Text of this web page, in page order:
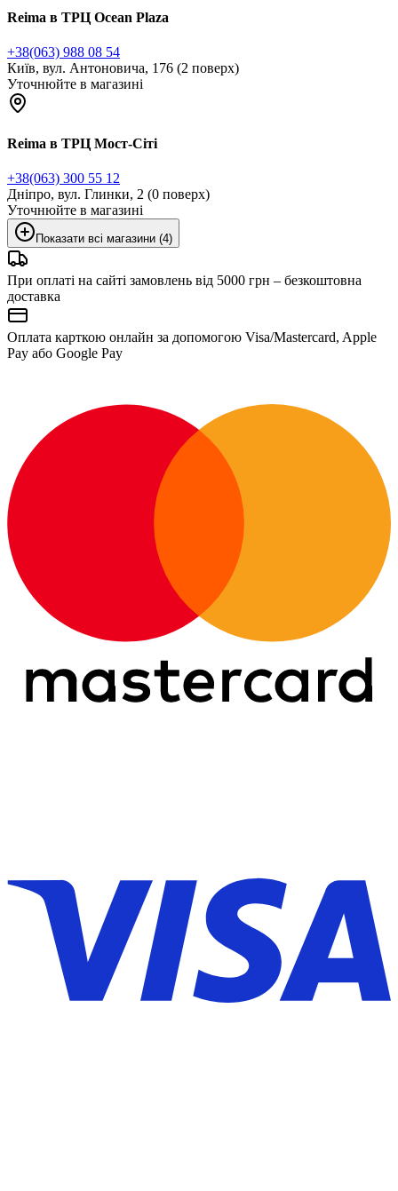
Reima в ТРЦ Ocean Plaza
+38(063) 988 08 54
Київ, вул. Антоновича, 176 (2 поверх)
Уточнюйте в магазині
Reima в ТРЦ Мост-Сіті
+38(063) 300 55 12
Дніпро, вул. Глинки, 2 (0 поверх)
Уточнюйте в магазині
Показати всі магазини (4)
При оплаті на сайті замовлень від 5000 грн – безкоштовна
доставка
Оплата карткою онлайн за допомогою Visa/Mastercard, Apple
Pay або Google Pay